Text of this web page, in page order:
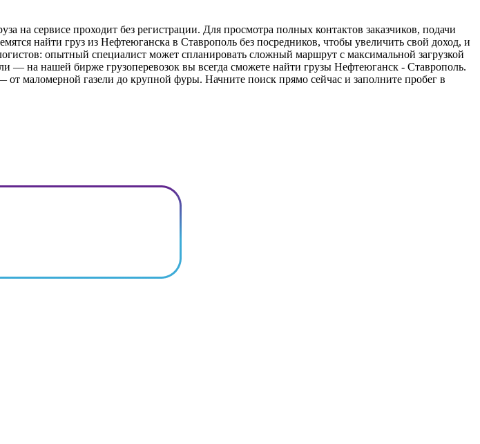
сервисе проходит без регистрации. Для просмотра полных контактов заказчиков, подачи
найти груз из Нефтеюганска в Ставрополь без посредников, чтобы увеличить свой доход, и
опытный специалист может спланировать сложный маршрут с максимальной загрузкой
на нашей бирже грузоперевозок вы всегда сможете найти грузы Нефтеюганск - Ставрополь.
маломерной газели до крупной фуры. Начните поиск прямо сейчас и заполните пробег в